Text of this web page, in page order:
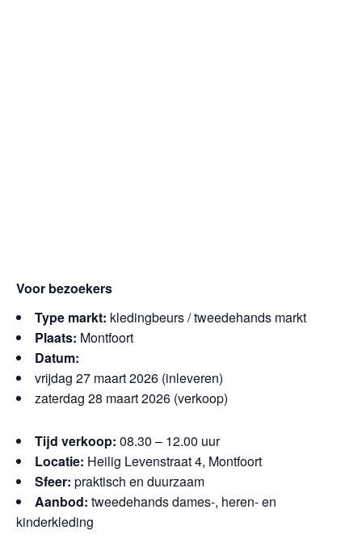
Voor bezoekers
Type markt: kledingbeurs / tweedehands markt
Plaats: Montfoort
Datum:
vrijdag 27 maart 2026 (inleveren)
zaterdag 28 maart 2026 (verkoop)
Tijd verkoop: 08.30 – 12.00 uur
Locatie: Heilig Levenstraat 4, Montfoort
Sfeer: praktisch en duurzaam
Aanbod: tweedehands dames-, heren- en
kinderkleding